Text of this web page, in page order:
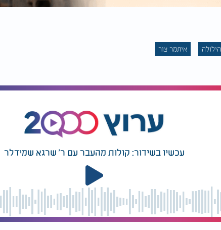
הילולה איתמר צור
עכשיו בשידור: קולות מהעבר עם ר' שרגא שמידלר